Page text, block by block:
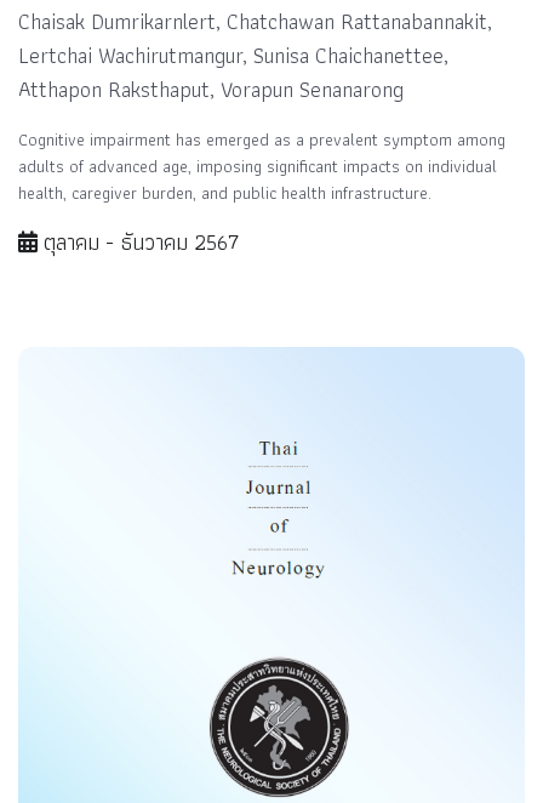
Chaisak Dumrikarnlert, Chatchawan Rattanabannakit,
Lertchai Wachirutmangur, Sunisa Chaichanettee,
Atthapon Raksthaput, Vorapun Senanarong
Cognitive impairment has emerged as a prevalent symptom among
adults of advanced age, imposing significant impacts on individual
health, caregiver burden, and public health infrastructure.
ตุลาคม - ธันวาคม 2567